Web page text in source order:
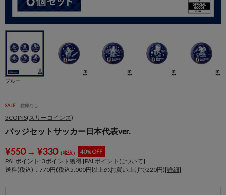
ブルー
SALE 在庫なし
3COINS(スリーコインズ)
バッジセットサッカー日本代表ver.
¥550→ ¥330（税込） 40％OFF
PALポイント: 3ポイント獲得 [PALポイントについて]
送料(税込)：770円(税込5,000円以上のお買い上げで220円)[詳細]